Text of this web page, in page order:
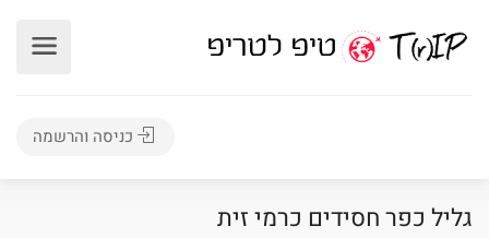
כניסה והרשמה
גליל כפר חסידים כרמי זית